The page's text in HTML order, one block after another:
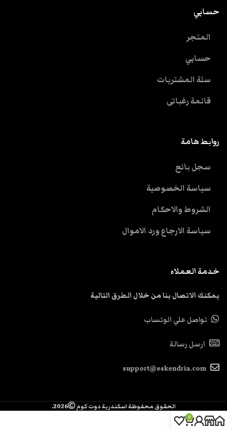
حسابي
المتجر
حسابي
سلة المشتريات
قائمة رغباتى
روابط هامة
سجل بائع
سياسة الخصوصية
الشروط والاحكام
سياسة الارجاع ورد الاموال
خدمة العملاء
يمكنك الاتصال بنا من خلال الطرق التالية
تواصل علي الوتساب
ارسل رسالة
support@eskendria.com
الحقوق محفوظة اسكندرية دوت كوم 2026.
0